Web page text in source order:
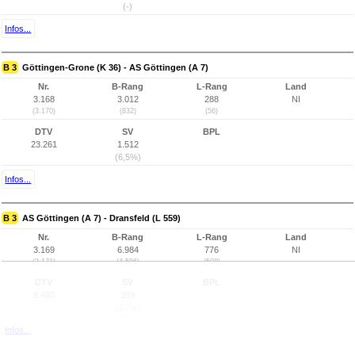
(-)
Infos...
B 3 Göttingen-Grone (K 36) - AS Göttingen (A 7)
Nr.
3.168
(3.170)
B-Rang
3.012
(832)
L-Rang
288
(56)
Land
NI
DTV
23.261
SV
1.512
(6,5%)
BPL
Infos...
B 3 AS Göttingen (A 7) - Dransfeld (L 559)
Nr.
3.169
(3.171)
B-Rang
6.984
(4.596)
L-Rang
776
(508)
Land
NI
Infos...